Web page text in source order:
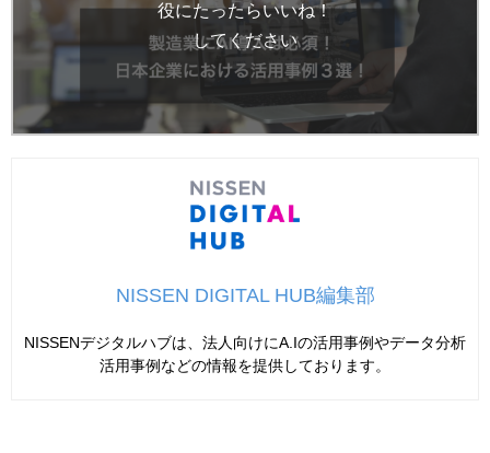
役にたったらいいね！
してください
NISSEN DIGITAL HUB編集部
NISSENデジタルハブは、法人向けにA.Iの活用事例やデータ分析
活用事例などの情報を提供しております。